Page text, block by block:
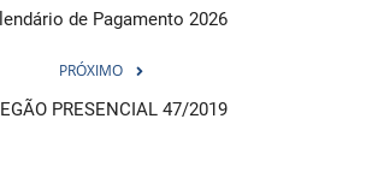
de Pagamento 2026
PRÓXIMO
PRESENCIAL 47/2019